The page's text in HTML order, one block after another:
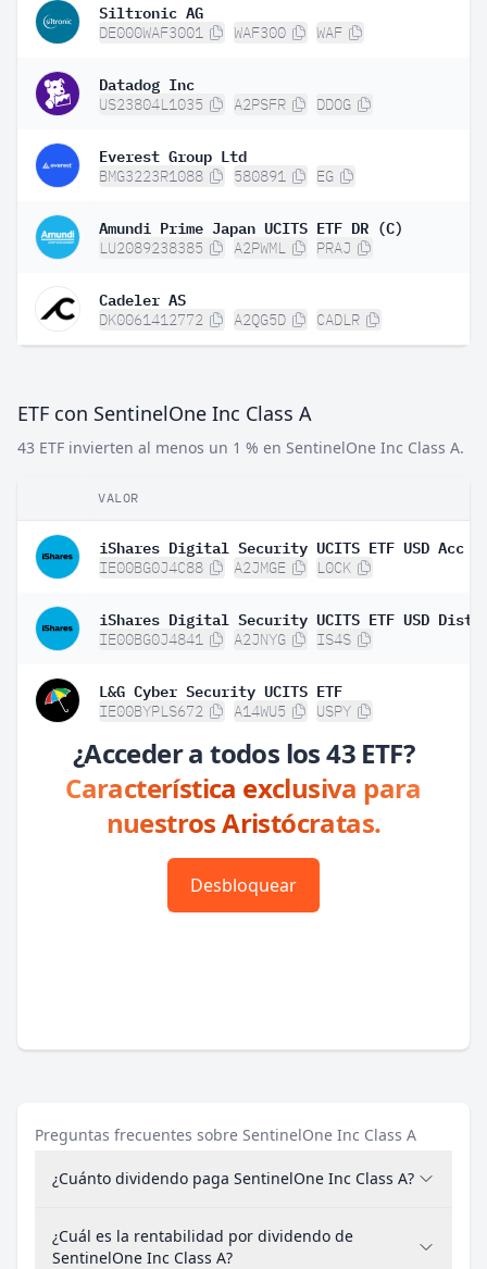
Siltronic AG
DE000WAF3001 WAF300 WAF
Datadog Inc
US23804L1035 A2PSFR DDOG
Everest Group Ltd
BMG3223R1088 580891 EG
Amundi Prime Japan UCITS ETF DR (C)
LU2089238385 A2PWML PRAJ
Cadeler AS
DK0061412772 A2QG5D CADLR
ETF con SentinelOne Inc Class A
43 ETF invierten al menos un 1 % en SentinelOne Inc Class A.
VALOR
iShares Digital Security UCITS ETF USD Acc
IE00BG0J4C88 A2JMGE L0CK
iShares Digital Security UCITS ETF USD Dist
IE00BG0J4841 A2JNYG IS4S
L&G Cyber Security UCITS ETF
IE00BYPLS672 A14WU5 USPY
¿Acceder a todos los 43 ETF?
Característica exclusiva para
nuestros Aristócratas.
Desbloquear
Preguntas frecuentes sobre SentinelOne Inc Class A
¿Cuánto dividendo paga SentinelOne Inc Class A?
¿Cuál es la rentabilidad por dividendo de
SentinelOne Inc Class A?